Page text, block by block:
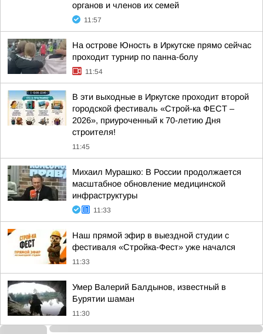
органов и членов их семей
11:57
На острове Юность в Иркутске прямо сейчас
проходит турнир по панна-болу
11:54
В эти выходные в Иркутске проходит второй
городской фестиваль «Строй-ка ФЕСТ –
2026», приуроченный к 70-летию Дня
строителя!
11:45
Михаил Мурашко: В России продолжается
масштабное обновление медицинской
инфраструктуры
11:33
Наш прямой эфир в выездной студии с
фестиваля «Стройка-Фест» уже начался
11:33
Умер Валерий Балдынов, известный в
Бурятии шаман
11:30